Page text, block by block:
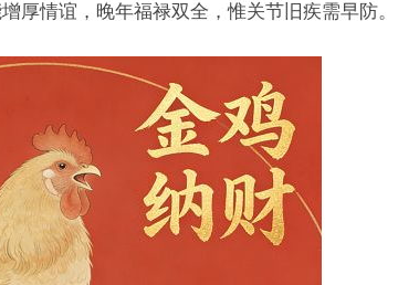
厚情谊，晚年福禄双全，惟关节旧疾需早防。